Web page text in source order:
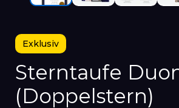
Exklusiv
Sterntaufe
(Doppelstern)